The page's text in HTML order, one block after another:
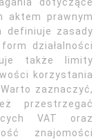
aktem prawnym
definiuje zasady
działalności
także limity
korzystania
zaznaczyć,
przestrzegać
VAT oraz
znajomości